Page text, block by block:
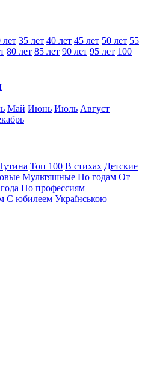
лет 35 лет 40 лет 45 лет 50 лет 55
80 лет 85 лет 90 лет 95 лет 100
Май Июнь Июль Август
Топ 100 В стихах Детские
Мультяшные По годам От
По профессиям
С юбилеем Українською